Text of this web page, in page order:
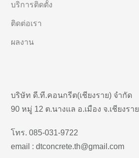
บริการติดตั้ง
ติดต่อเรา
ผลงาน
บริษัท ดี.ที.คอนกรีต(เชียงราย) จำกัด
90 หมู่ 12 ต.นางแล อ.เมือง จ.เชียงราย
โทร. 085-031-9722
email : dtconcrete.th@gmail.com